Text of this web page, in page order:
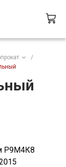
/
Р9М4К8